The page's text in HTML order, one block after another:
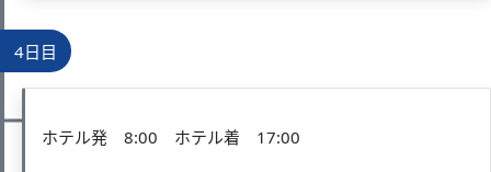
4日目
ホテル発 8:00 ホテル着 17:00